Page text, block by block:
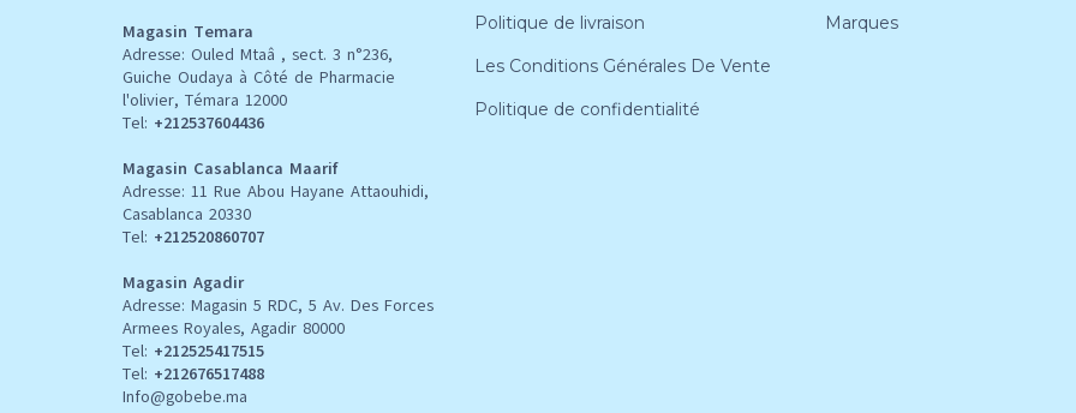
Magasin Temara
Adresse: Ouled Mtaâ , sect. 3 n°236,
Guiche Oudaya à Côté de Pharmacie
l'olivier, Témara 12000
Tel: +212537604436
Magasin Casablanca Maarif
Adresse: 11 Rue Abou Hayane Attaouhidi,
Casablanca 20330
Tel: +212520860707
Magasin Agadir
Adresse: Magasin 5 RDC, 5 Av. Des Forces
Armees Royales, Agadir 80000
Tel: +212525417515
Tel: +212676517488
Info@gobebe.ma
Politique de livraison
Les Conditions Générales De Vente
Politique de confidentialité
Marques